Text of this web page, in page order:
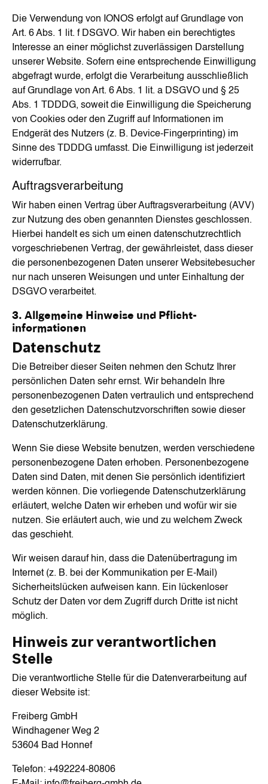
Die Verwendung von IONOS erfolgt auf Grundlage von
Art. 6 Abs. 1 lit. f DSGVO. Wir haben ein berechtigtes
Interesse an einer möglichst zuverlässigen Darstellung
unserer Website. Sofern eine entsprechende Einwilligung
abgefragt wurde, erfolgt die Verarbeitung ausschließlich
auf Grundlage von Art. 6 Abs. 1 lit. a DSGVO und § 25
Abs. 1 TDDDG, soweit die Einwilligung die Speicherung
von Cookies oder den Zugriff auf Informationen im
Endgerät des Nutzers (z. B. Device-Fingerprinting) im
Sinne des TDDDG umfasst. Die Einwilligung ist jederzeit
widerrufbar.
Auftragsverarbeitung
Wir haben einen Vertrag über Auftragsverarbeitung (AVV)
zur Nutzung des oben genannten Dienstes geschlossen.
Hierbei handelt es sich um einen datenschutzrechtlich
vorgeschriebenen Vertrag, der gewährleistet, dass dieser
die personenbezogenen Daten unserer Websitebesucher
nur nach unseren Weisungen und unter Einhaltung der
DSGVO verarbeitet.
3. Allgemeine Hinweise und Pflicht­
informationen
Datenschutz
Die Betreiber dieser Seiten nehmen den Schutz Ihrer
persönlichen Daten sehr ernst. Wir behandeln Ihre
personenbezogenen Daten vertraulich und entsprechend
den gesetzlichen Datenschutzvorschriften sowie dieser
Datenschutzerklärung.
Wenn Sie diese Website benutzen, werden verschiedene
personenbezogene Daten erhoben. Personenbezogene
Daten sind Daten, mit denen Sie persönlich identifiziert
werden können. Die vorliegende Datenschutzerklärung
erläutert, welche Daten wir erheben und wofür wir sie
nutzen. Sie erläutert auch, wie und zu welchem Zweck
das geschieht.
Wir weisen darauf hin, dass die Datenübertragung im
Internet (z. B. bei der Kommunikation per E-Mail)
Sicherheitslücken aufweisen kann. Ein lückenloser
Schutz der Daten vor dem Zugriff durch Dritte ist nicht
möglich.
Hinweis zur verantwortlichen
Stelle
Die verantwortliche Stelle für die Datenverarbeitung auf
dieser Website ist:
Freiberg GmbH
Windhagener Weg 2
53604 Bad Honnef
Telefon: +492224-80806